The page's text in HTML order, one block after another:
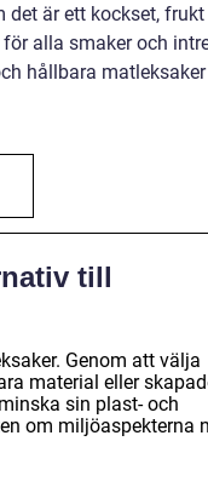
är ett kockset,
alla smaker och
hållbara
till
Genom att välja
material eller
sin plast- och
om miljöaspekterna